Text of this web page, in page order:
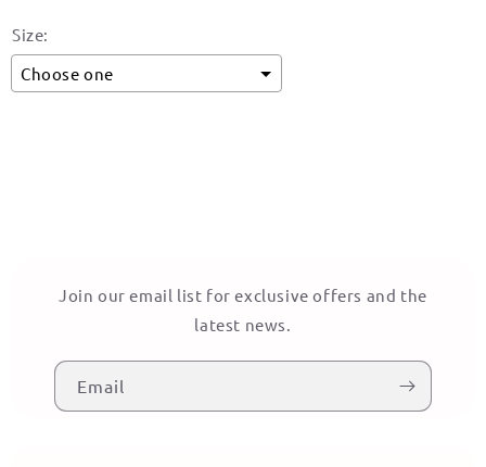
Size:
Choose one
Join our email list for exclusive offers and the
latest news.
Email